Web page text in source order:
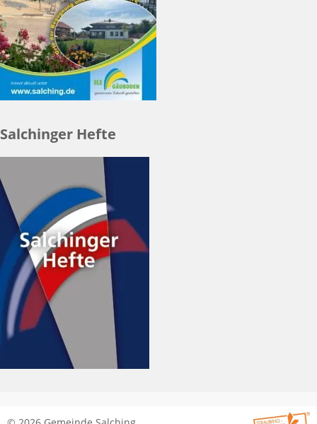
Salchinger Hefte